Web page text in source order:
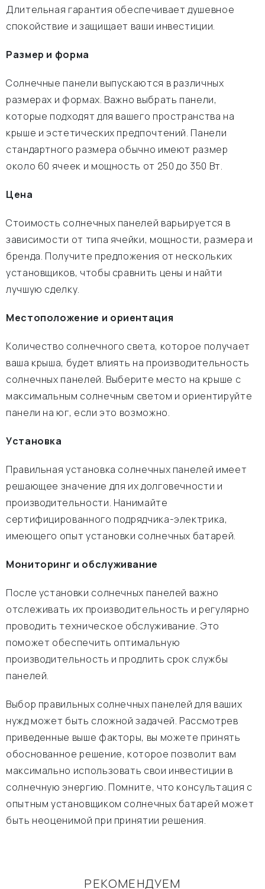
Длительная гарантия обеспечивает душевное
спокойствие и защищает ваши инвестиции.
Размер и форма
Солнечные панели выпускаются в различных
размерах и формах. Важно выбрать панели,
которые подходят для вашего пространства на
крыше и эстетических предпочтений. Панели
стандартного размера обычно имеют размер
около 60 ячеек и мощность от 250 до 350 Вт.
Цена
Стоимость солнечных панелей варьируется в
зависимости от типа ячейки, мощности, размера и
бренда. Получите предложения от нескольких
установщиков, чтобы сравнить цены и найти
лучшую сделку.
Местоположение и ориентация
Количество солнечного света, которое получает
ваша крыша, будет влиять на производительность
солнечных панелей. Выберите место на крыше с
максимальным солнечным светом и ориентируйте
панели на юг, если это возможно.
Установка
Правильная установка солнечных панелей имеет
решающее значение для их долговечности и
производительности. Нанимайте
сертифицированного подрядчика-электрика,
имеющего опыт установки солнечных батарей.
Мониторинг и обслуживание
После установки солнечных панелей важно
отслеживать их производительность и регулярно
проводить техническое обслуживание. Это
поможет обеспечить оптимальную
производительность и продлить срок службы
панелей.
Выбор правильных солнечных панелей для ваших
нужд может быть сложной задачей. Рассмотрев
приведенные выше факторы, вы можете принять
обоснованное решение, которое позволит вам
максимально использовать свои инвестиции в
солнечную энергию. Помните, что консультация с
опытным установщиком солнечных батарей может
быть неоценимой при принятии решения.
РЕКОМЕНДУЕМ